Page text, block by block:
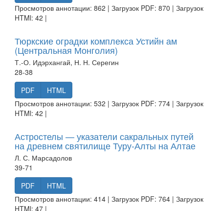
Просмотров аннотации: 862 | Загрузок PDF: 870 | Загрузок
HTMl: 42 |
Тюркские оградки комплекса Устийн ам
(Центральная Монголия)
Т.-О. Идэрхангай, Н. Н. Серегин
28-38
PDF
HTML
Просмотров аннотации: 532 | Загрузок PDF: 774 | Загрузок
HTMl: 42 |
Астростелы — указатели сакральных путей
на древнем святилище Туру-Алты на Алтае
Л. С. Марсадолов
39-71
PDF
HTML
Просмотров аннотации: 414 | Загрузок PDF: 764 | Загрузок
HTMl: 47 |